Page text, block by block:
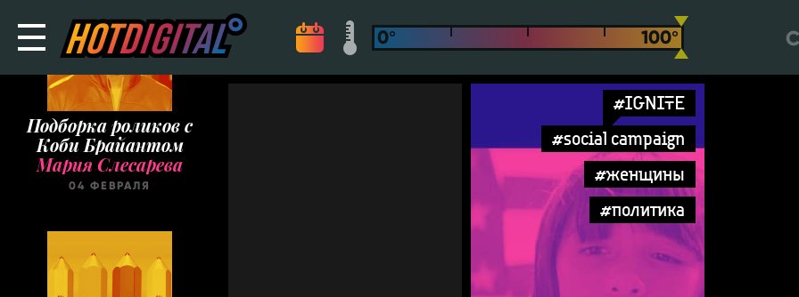
Подборка роликов с
Коби Брайантом
Мария Слесарева
04 ФЕВРАЛЯ
#IGNITE
#social campaign
#женщины
#политика